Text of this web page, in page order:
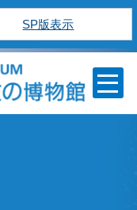
SP版表示